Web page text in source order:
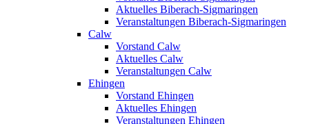
Aktuelles Biberach-Sigmaringen
Veranstaltungen Biberach-Sigmaringen
Calw
Vorstand Calw
Aktuelles Calw
Veranstaltungen Calw
Ehingen
Vorstand Ehingen
Aktuelles Ehingen
Veranstaltungen Ehingen